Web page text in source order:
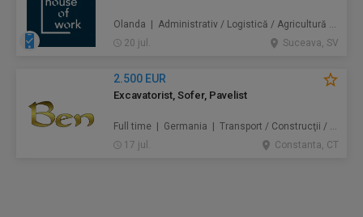
Olanda | Administrativ / Logistică / Agricultură / Silvicultură / Prestări servicii / Producție /
20 jul.
Suceava, SV
2.500 EUR
Excavatorist, Sofer, Pavelist
Full time | Germania | Transport / Construcţii / Amenajări
17 jul.
Constanta, CT